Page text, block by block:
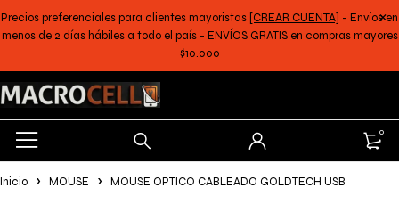
Precios preferenciales para clientes mayoristas [CREAR CUENTA] - Envíos en
menos de 2 días hábiles a todo el país - ENVÍOS GRATIS en compras mayores
$10.000
0
Inicio MOUSE MOUSE OPTICO CABLEADO GOLDTECH USB